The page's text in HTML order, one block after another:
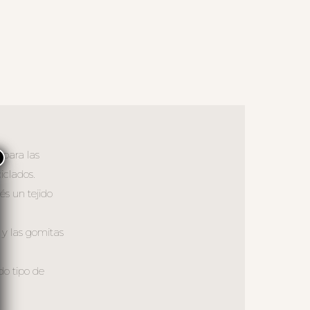
las
un tejido
las gomitas
tipo de